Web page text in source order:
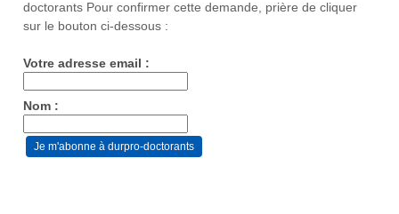
doctorants Pour confirmer cette demande, prière de cliquer
sur le bouton ci-dessous :
Votre adresse email :
Nom :